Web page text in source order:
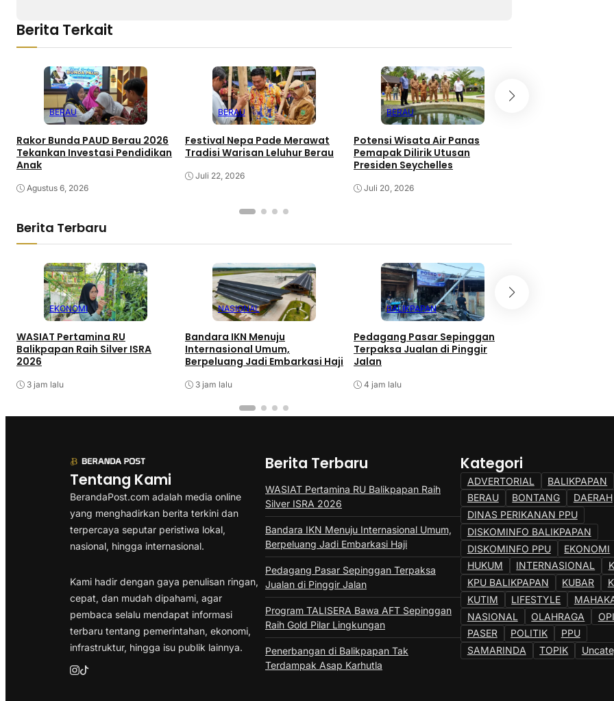
Berita Terkait
BERAU
Rakor Bunda PAUD Berau 2026
Tekankan Investasi Pendidikan
Anak
Agustus 6, 2026
BERAU
Festival Nepa Pade Merawat
Tradisi Warisan Leluhur Berau
Juli 22, 2026
BERAU
Potensi Wisata Air Panas
Pemapak Dilirik Utusan
Presiden Seychelles
Juli 20, 2026
Berita Terbaru
EKONOMI
WASIAT Pertamina RU
Balikpapan Raih Silver ISRA
2026
3 jam lalu
NASIONAL
Bandara IKN Menuju
Internasional Umum,
Berpeluang Jadi Embarkasi Haji
3 jam lalu
BALIKPAPAN
Pedagang Pasar Sepinggan
Terpaksa Jualan di Pinggir
Jalan
4 jam lalu
Tentang Kami
BerandaPost.com adalah media online
yang menghadirkan berita terkini dan
terpercaya seputar peristiwa lokal,
nasional, hingga internasional.
Kami hadir dengan gaya penulisan ringan,
cepat, dan mudah dipahami, agar
pembaca selalu mendapat informasi
terbaru tentang pemerintahan, ekonomi,
infrastruktur, hingga isu publik lainnya.
Berita Terbaru
WASIAT Pertamina RU Balikpapan Raih
Silver ISRA 2026
Bandara IKN Menuju Internasional Umum,
Berpeluang Jadi Embarkasi Haji
Pedagang Pasar Sepinggan Terpaksa
Jualan di Pinggir Jalan
Program TALISERA Bawa AFT Sepinggan
Raih Gold Pilar Lingkungan
Penerbangan di Balikpapan Tak
Terdampak Asap Karhutla
Kategori
ADVERTORIAL
BALIKPAPAN
BERAU
BONTANG
DAERAH
DINAS PERIKANAN PPU
DISKOMINFO BALIKPAPAN
DISKOMINFO PPU
EKONOMI
HUKUM
INTERNASIONAL
KPU BALIKPAPAN
KUBAR
KUTIM
LIFESTYLE
NASIONAL
OLAHRAGA
PASER
POLITIK
PPU
SAMARINDA
TOPIK